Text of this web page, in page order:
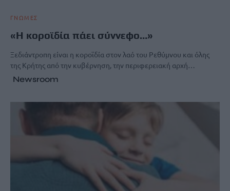
ΓΝΩΜΕΣ
«Η κοροϊδία πάει σύννεφο…»
Ξεδιάντροπη είναι η κοροϊδία στον λαό του Ρεθύμνου και όλης
της Κρήτης από την κυβέρνηση, την περιφερειακή αρχή…
Newsroom